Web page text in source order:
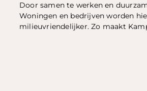
Door samen te werken en
Woningen en bedrijven worden
milieuvriendelijker. Zo maakt